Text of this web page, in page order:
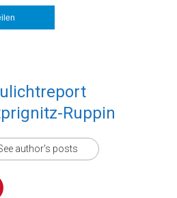
Ruppin
author's posts